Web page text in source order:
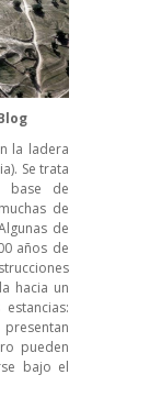
la ladera
Se trata
base de
de
de
años de
hacia un
pueden
bajo el